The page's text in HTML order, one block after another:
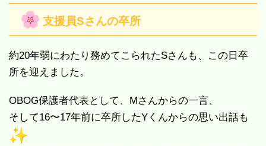
支援員Sさんの卒所
約20年弱にわたり務めてこられたSさんも、この日卒
所を迎えました。
OBOG保護者代表として、Mさんからの一言、
そして16〜17年前に卒所したYくんからの思い出話も